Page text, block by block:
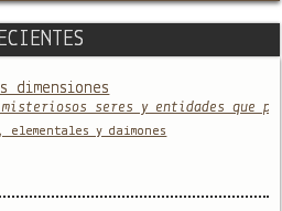
dimensiones
misteriosos seres y entidades que
elementales y daimones